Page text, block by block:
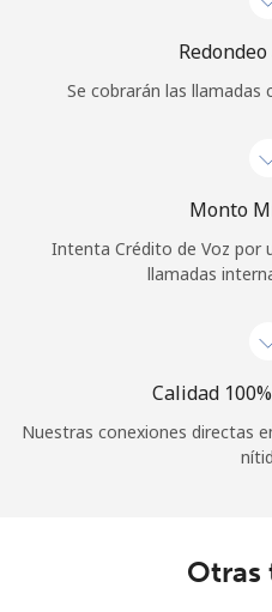
Se cobrarán las
Monto
Intenta Crédito de Voz por
llamadas
Calidad
Nuestras conexiones directas
Otras